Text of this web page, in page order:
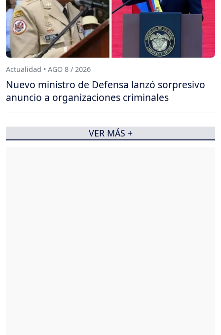
Actualidad • AGO 8 / 2026
Nuevo ministro de Defensa lanzó sorpresivo
anuncio a organizaciones criminales
VER MÁS +